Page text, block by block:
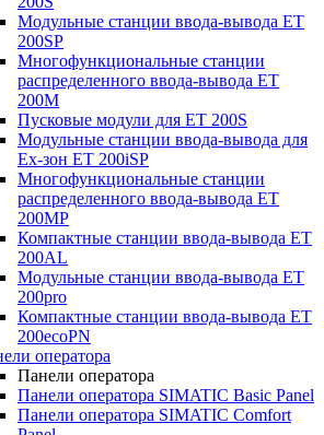
Модульные станции ввода-вывода ET
200SP
Многофункциональные станции
распределенного ввода-вывода ET
200M
Пусковые модули для ET 200S
Модульные станции ввода-вывода для
Ex-зон ET 200iSP
Многофункциональные станции
распределенного ввода-вывода ET
200MP
Компактные станции ввода-вывода ET
200AL
Модульные станции ввода-вывода ET
200pro
Компактные станции ввода-вывода ET
200ecoPN
оператора
Панели оператора
Панели оператора SIMATIC Basic Panel
Панели оператора SIMATIC Comfort